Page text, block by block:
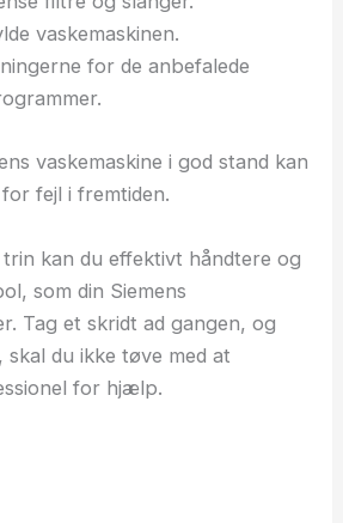
vaskemaskinen.
for de anbefalede
vaskemaskine i god stand kan
fejl i fremtiden.
trin kan du effektivt håndtere og
som din Siemens
Tag et skridt ad gangen, og
skal du ikke tøve med at
for hjælp.